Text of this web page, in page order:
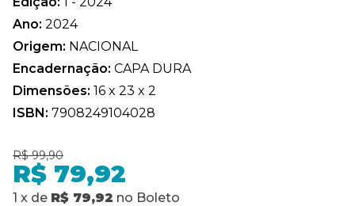
Ano: 2024
Origem: NACIONAL
Encadernação: CAPA DURA
Dimensões: 16 x 23 x 2
ISBN: 7908249104028
R$ 99,90
R$ 79,92
1 x de R$ 79,92 no Boleto